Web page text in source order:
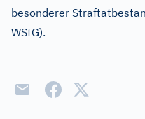
besonderer
WStG).